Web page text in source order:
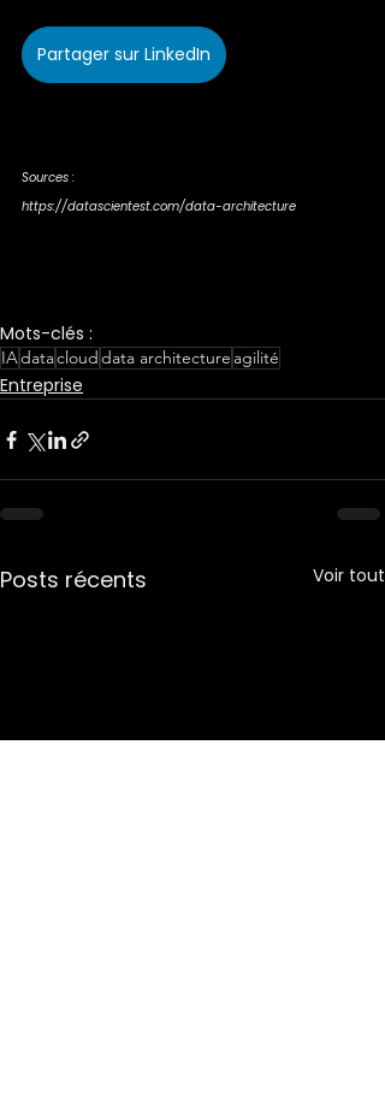
Partager sur LinkedIn
Sources :
https://datascientest.com/data-architecture
Mots-clés :
IAdataclouddata architecture agilité
Entreprise
Posts récents Voir tout